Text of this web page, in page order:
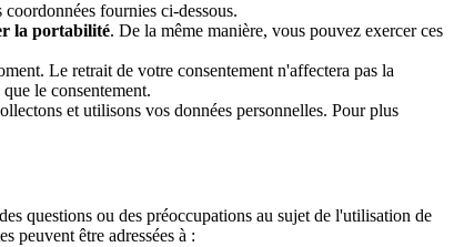
fournies ci-dessous.
la portabilité. De la même manière, vous pouvez exercer ces
Le retrait de votre consentement n'affectera pas la
le consentement.
et utilisons vos données personnelles. Pour plus
questions ou des préoccupations au sujet de l'utilisation de
peuvent être adressées à :